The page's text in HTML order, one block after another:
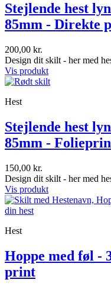
Stejlende hest
85mm - Direkte
200,00 kr.
Design dit skilt - her med
Vis produkt
Hest
Stejlende hest
85mm -
150,00 kr.
Design dit skilt - her med
Vis produkt
Hest
Hoppe med føl -
print